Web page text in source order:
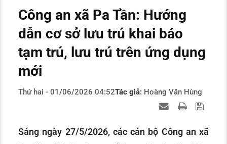
Công an xã Pa Tần: Hướng
dẫn cơ sở lưu trú khai báo
tạm trú, lưu trú trên ứng dụng
mới
Thứ hai - 01/06/2026 04:52Tác giả: Hoàng Văn Hùng
Sáng ngày 27/5/2026, các cán bộ Công an xã